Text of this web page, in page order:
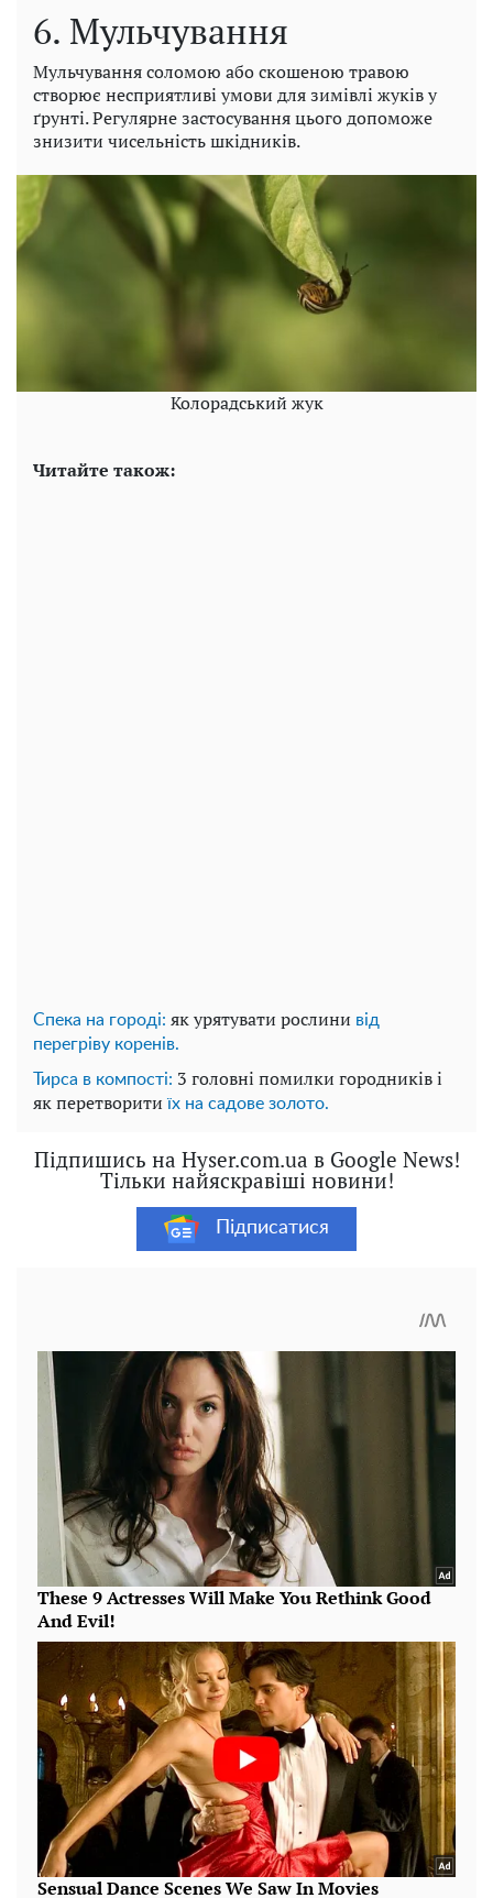
6. Мульчування
Мульчування соломою або скошеною травою
створює несприятливі умови для зимівлі жуків у
ґрунті. Регулярне застосування цього допоможе
знизити чисельність шкідників.
Колорадський жук
Читайте також:
Спека на городі: як урятувати рослини від
перегріву коренів.
Тирса в компості: 3 головні помилки городників і
як перетворити їх на садове золото.
Підпишись на Hyser.com.ua в Google News!
Тільки найяскравіші новини!
Підписатися